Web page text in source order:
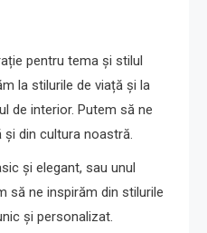
pentru tema și stilul
la stilurile de viață și la
de interior. Putem să ne
și din cultura noastră.
și elegant, sau unul
să ne inspirăm din stilurile
și personalizat.